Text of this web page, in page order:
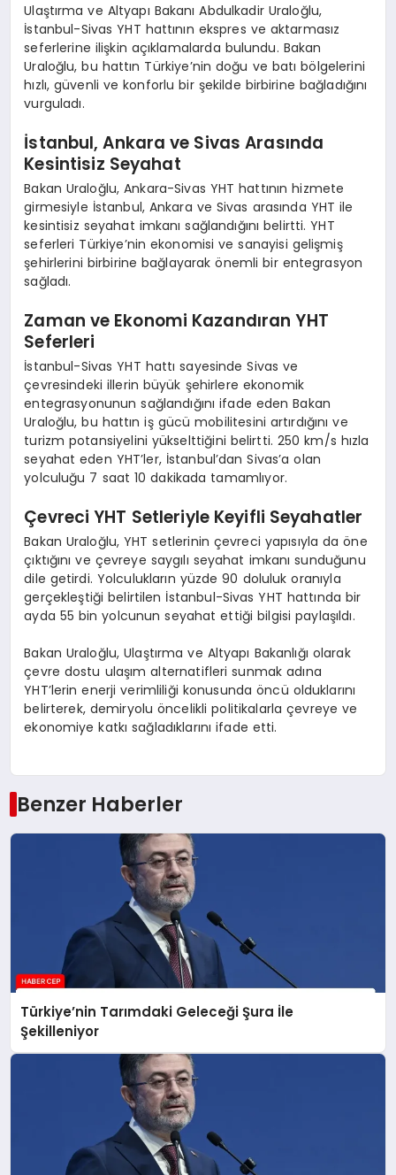
Ulaştırma ve Altyapı Bakanı Abdulkadir Uraloğlu,
İstanbul-Sivas YHT hattının ekspres ve aktarmasız
seferlerine ilişkin açıklamalarda bulundu. Bakan
Uraloğlu, bu hattın Türkiye’nin doğu ve batı bölgelerini
hızlı, güvenli ve konforlu bir şekilde birbirine bağladığını
vurguladı.
İstanbul, Ankara ve Sivas Arasında
Kesintisiz Seyahat
Bakan Uraloğlu, Ankara-Sivas YHT hattının hizmete
girmesiyle İstanbul, Ankara ve Sivas arasında YHT ile
kesintisiz seyahat imkanı sağlandığını belirtti. YHT
seferleri Türkiye’nin ekonomisi ve sanayisi gelişmiş
şehirlerini birbirine bağlayarak önemli bir entegrasyon
sağladı.
Zaman ve Ekonomi Kazandıran YHT
Seferleri
İstanbul-Sivas YHT hattı sayesinde Sivas ve
çevresindeki illerin büyük şehirlere ekonomik
entegrasyonunun sağlandığını ifade eden Bakan
Uraloğlu, bu hattın iş gücü mobilitesini artırdığını ve
turizm potansiyelini yükselttiğini belirtti. 250 km/s hızla
seyahat eden YHT’ler, İstanbul’dan Sivas’a olan
yolculuğu 7 saat 10 dakikada tamamlıyor.
Çevreci YHT Setleriyle Keyifli Seyahatler
Bakan Uraloğlu, YHT setlerinin çevreci yapısıyla da öne
çıktığını ve çevreye saygılı seyahat imkanı sunduğunu
dile getirdi. Yolculukların yüzde 90 doluluk oranıyla
gerçekleştiği belirtilen İstanbul-Sivas YHT hattında bir
ayda 55 bin yolcunun seyahat ettiği bilgisi paylaşıldı.
Bakan Uraloğlu, Ulaştırma ve Altyapı Bakanlığı olarak
çevre dostu ulaşım alternatifleri sunmak adına
YHT’lerin enerji verimliliği konusunda öncü olduklarını
belirterek, demiryolu öncelikli politikalarla çevreye ve
ekonomiye katkı sağladıklarını ifade etti.
Benzer Haberler
Türkiye’nin Tarımdaki Geleceği Şura İle
Şekilleniyor